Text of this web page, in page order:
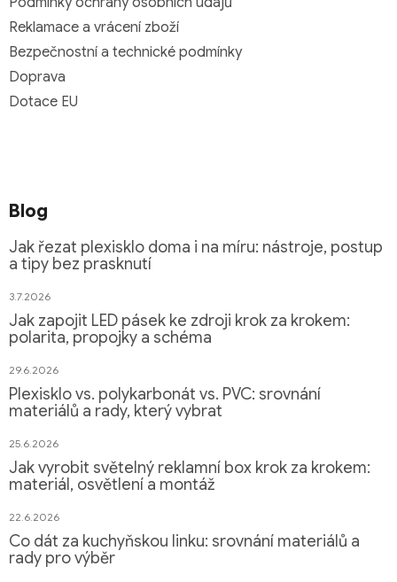
Reklamace a vrácení zboží
Bezpečnostní a technické podmínky
Doprava
Dotace EU
Blog
Jak řezat plexisklo doma i na míru: nástroje, postup
a tipy bez prasknutí
3.7.2026
Jak zapojit LED pásek ke zdroji krok za krokem:
polarita, propojky a schéma
29.6.2026
Plexisklo vs. polykarbonát vs. PVC: srovnání
materiálů a rady, který vybrat
25.6.2026
Jak vyrobit světelný reklamní box krok za krokem:
materiál, osvětlení a montáž
22.6.2026
Co dát za kuchyňskou linku: srovnání materiálů a
rady pro výběr